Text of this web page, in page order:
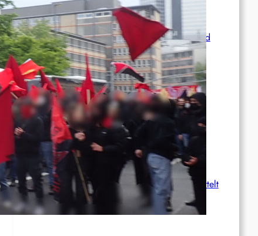
Syrien: Der kurdische Journalist Ahmet Polad
ist seit 200 Tagen in Haft – die Solidarität
wächst
International: Aufruf zu einer
Solidaritätswoche mit anarchistischen
Gefangenen vom 23. bis 30. August 2026
Deutschland: Der Inlandsgeheimdienst ermittelt
gegen „Prosfygika“